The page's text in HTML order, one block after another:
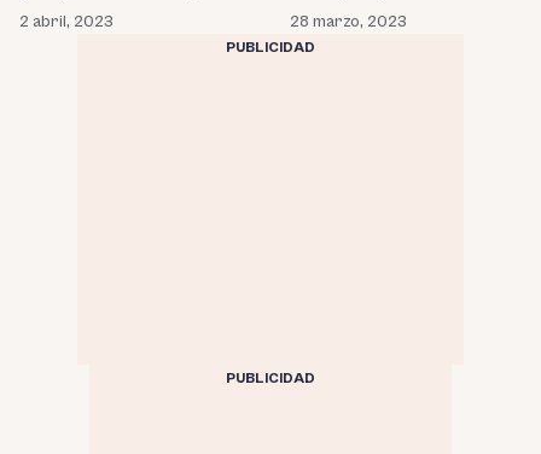
tras confirmarse que
Sebastian Lleget «la
2 abril, 2023
vio la pareja en público
unos días antes del
28 marzo, 2023
PUBLICIDAD
PUBLICIDAD